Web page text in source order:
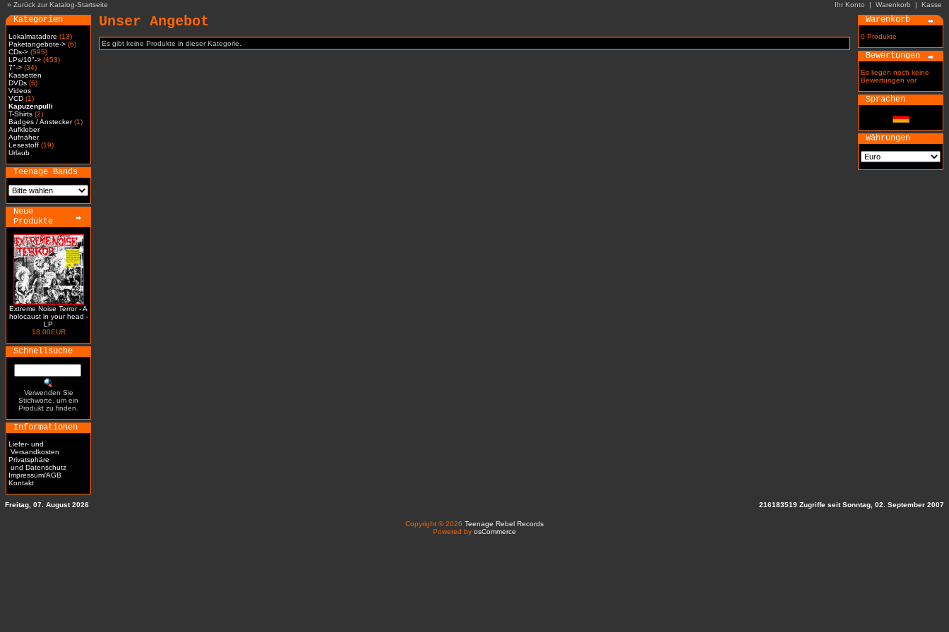
» Zurück zur Katalog-Startseite Ihr Konto | Warenkorb | Kasse
Kategorien
Lokalmatadore (13)
Paketangebote-> (6)
CDs-> (595)
LPs/10"-> (453)
7"-> (34)
Kassetten
DVDs (6)
Videos
VCD (1)
Kapuzenpulli
T-Shirts (2)
Badges / Anstecker(1)
Aufkleber
Aufnäher
Lesestoff (19)
Urlaub
Teenage Bands
Neue
Produkte
Extreme Noise Terror - A
holocaust in your head -
LP
18.00EUR
Schnellsuche
Verwenden Sie
Stichworte, um ein
Produkt zu finden.
Informationen
Liefer- und
Versandkosten
Privatsphäre
und Datenschutz
Impressum/AGB
Kontakt
Unser Angebot
Es gibt keine Produkte in dieser Kategorie.
Warenkorb
0 Produkte
Bewertungen
Es liegen noch keine
Bewertungen vor
Sprachen
Währungen
Freitag, 07. August 2026 216183519 Zugriffe seit Sonntag, 02. September 2007
Copyright © 2026 Teenage Rebel Records
Powered by osCommerce